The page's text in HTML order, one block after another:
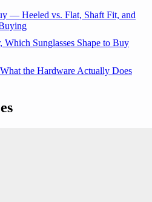
— Heeled vs. Flat, Shaft Fit, and
Which Sunglasses Shape to Buy
the Hardware Actually Does